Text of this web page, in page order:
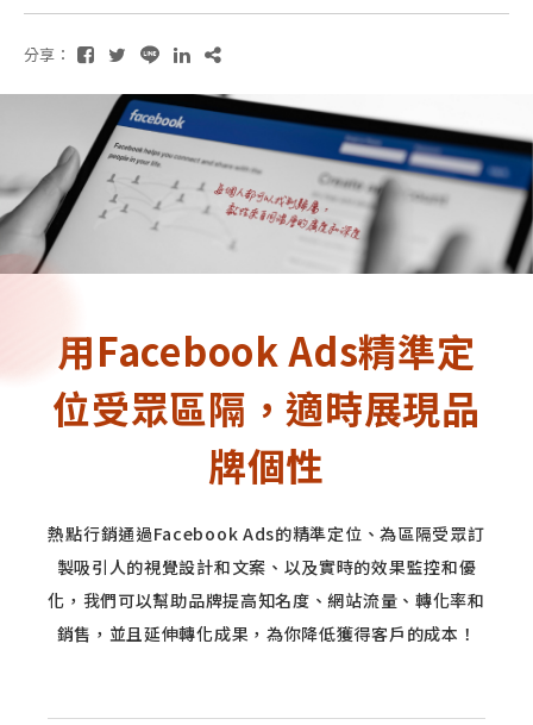
分享：
用Facebook Ads精準定
位受眾區隔，適時展現品
牌個性
熱點行銷通過Facebook Ads的精準定位、為區隔受眾訂
製吸引人的視覺設計和文案、以及實時的效果監控和優
化，我們可以幫助品牌提高知名度、網站流量、轉化率和
銷售，並且延伸轉化成果，為你降低獲得客戶的成本！